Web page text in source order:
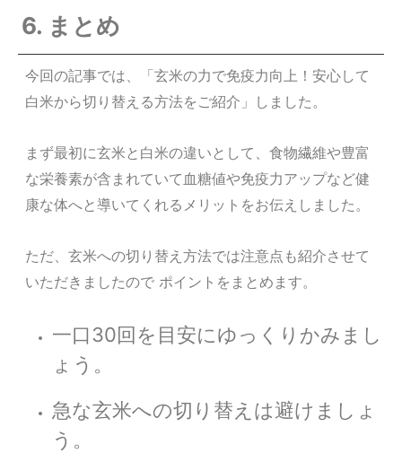
6. まとめ
今回の記事では、「玄米の力で免疫力向上！安心して
白米から切り替える方法をご紹介」しました。
まず最初に玄米と白米の違いとして、食物繊維や豊富
な栄養素が含まれていて血糖値や免疫力アップなど健
康な体へと導いてくれるメリットをお伝えしました。
ただ、玄米への切り替え方法では注意点も紹介させて
いただきましたので ポイントをまとめます。
一口30回を目安にゆっくりかみまし
ょう。
急な玄米への切り替えは避けましょ
う。